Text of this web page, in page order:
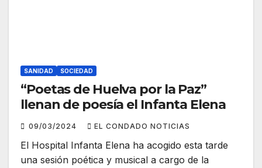
SANIDAD SOCIEDAD
“Poetas de Huelva por la Paz”
llenan de poesía el Infanta Elena
09/03/2024 EL CONDADO NOTICIAS
El Hospital Infanta Elena ha acogido esta tarde
una sesión poética y musical a cargo de la